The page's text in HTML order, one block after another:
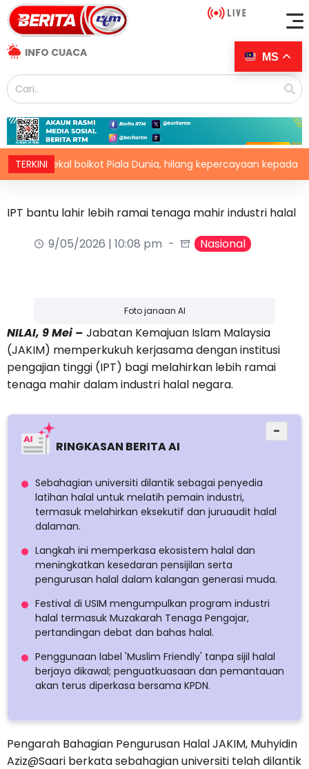
INFO CUACA
TERKINI
kekal boikot Piala Dunia, hilang kepercayaan kepada Infantino
IPT bantu lahir lebih ramai tenaga mahir industri halal
9/05/2026 | 10:08 pm
Nasional
Foto janaan AI
NILAI, 9 Mei – Jabatan Kemajuan Islam Malaysia
(JAKIM) memperkukuh kerjasama dengan institusi
pengajian tinggi (IPT) bagi melahirkan lebih ramai
tenaga mahir dalam industri halal negara.
RINGKASAN BERITA AI
−
Sebahagian universiti dilantik sebagai penyedia
latihan halal untuk melatih pemain industri,
termasuk melahirkan eksekutif dan juruaudit halal
dalaman.
Langkah ini memperkasa ekosistem halal dan
meningkatkan kesedaran pensijilan serta
pengurusan halal dalam kalangan generasi muda.
Festival di USIM mengumpulkan program industri
halal termasuk Muzakarah Tenaga Pengajar,
pertandingan debat dan bahas halal.
Penggunaan label 'Muslim Friendly' tanpa sijil halal
berjaya dikawal; penguatkuasaan dan pemantauan
akan terus diperkasa bersama KPDN.
Pengarah Bahagian Pengurusan Halal JAKIM, Muhyidin
Aziz@Saari berkata sebahagian universiti telah dilantik
MS